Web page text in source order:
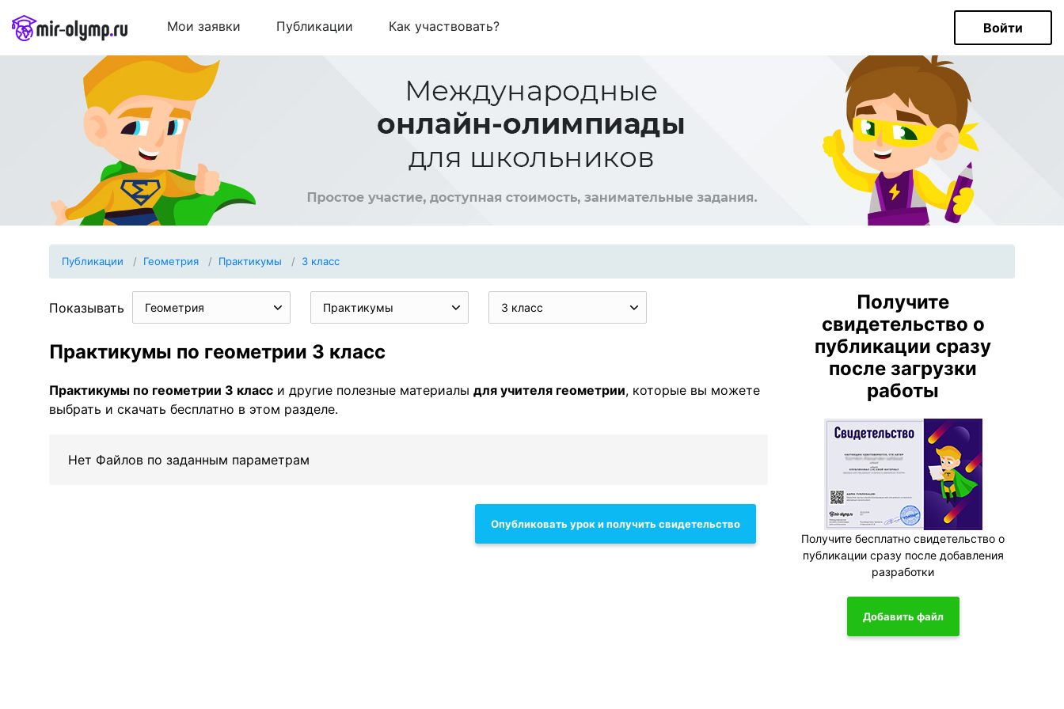
Мои заявки Публикации Как участвовать? Войти
Публикации Геометрия Практикумы 3 класс
Показывать Геометрия Практикумы 3 класс
Практикумы по геометрии 3 класс
Практикумы по геометрии 3 класс и другие полезные материалы для учителя геометрии, которые вы можете
выбрать и скачать бесплатно в этом разделе.
Нет Файлов по заданным параметрам
Опубликовать урок и получить свидетельство
Получите
свидетельство о
публикации сразу
после загрузки
работы
Получите бесплатно свидетельство о
публикации сразу после добавления
разработки
Добавить файл